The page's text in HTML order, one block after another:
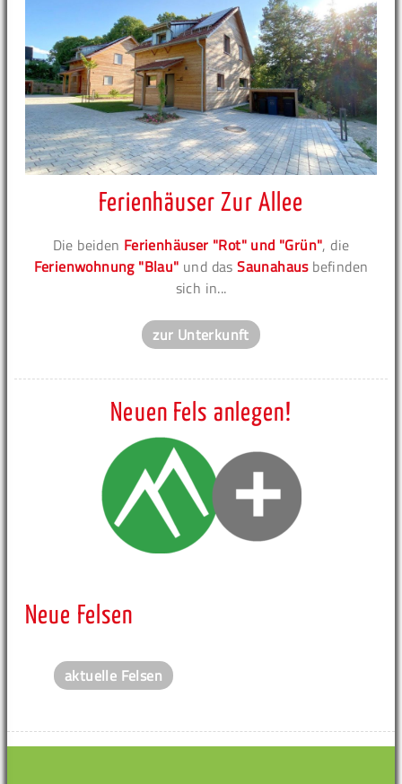
Ferienhäuser Zur Allee
Die beiden Ferienhäuser "Rot" und "Grün", die
Ferienwohnung "Blau" und dasSaunahausbefinden
sich in...
zur Unterkunft
Neuen Fels anlegen!
Neue Felsen
aktuelle Felsen